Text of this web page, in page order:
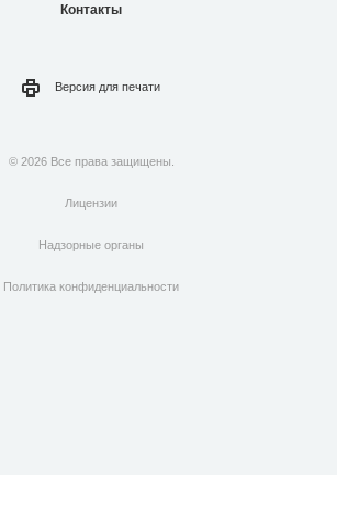
Контакты
Версия для печати
© 2026 Все права защищены.
Лицензии
Надзорные органы
Политика конфиденциальности